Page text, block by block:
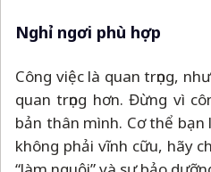
Nghỉ ngơi phù hợp
Công việc là quan trọng,
quan trọng hơn. Đừng vì
bản thân mình. Cơ thể
không phải vĩnh cữu, hãy